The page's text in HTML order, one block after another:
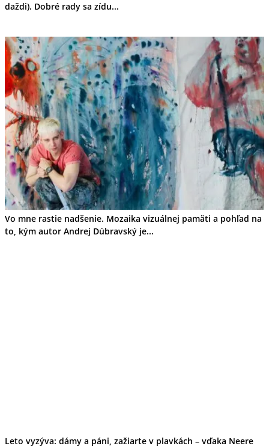
daždi). Dobré rady sa zídu...
Vo mne rastie nadšenie. Mozaika vizuálnej pamäti a pohľad na
to, kým autor Andrej Dúbravský je...
Leto vyzýva: dámy a páni, zažiarte v plavkách – vďaka Neere